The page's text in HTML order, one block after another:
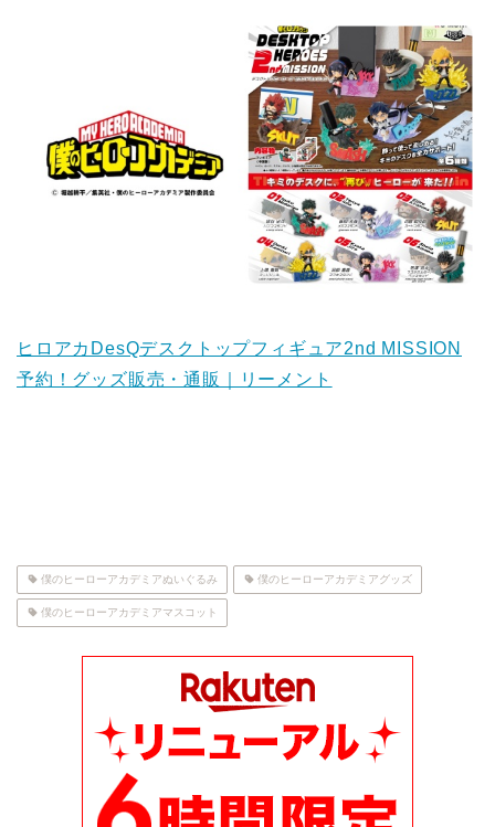
ヒロアカDesQデスクトップフィギュア2nd MISSION
予約！グッズ販売・通販｜リーメント
僕のヒーローアカデミアぬいぐるみ 僕のヒーローアカデミアグッズ
僕のヒーローアカデミアマスコット